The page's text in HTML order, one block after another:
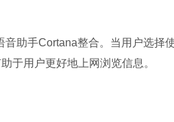
手Cortana整合。当用户选择
于用户更好地上网浏览信息。